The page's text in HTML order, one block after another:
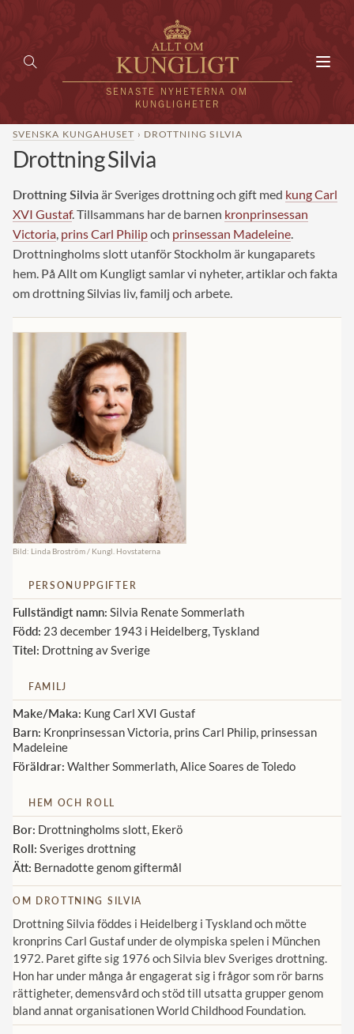
SENASTE NYHETERNA OM
KUNGLIGHETER
KUNGAFAMILJEN
UTLÄNDSKT
VÄRLDENS KUNGAHUS
Brittiska kungahuset
Norska kungahuset
Danska kungahuset
Spanska kungahuset
Nederländska kungahuset
Belgiska kungahuset
Jordanska kungahuset
Luxemburgska storhertighuset
Thailändska kungahuset
Marockanska kungahuset
Monacos furstehus
SVENSKA KUNGAHUSET › DROTTNING SILVIA
Drottning Silvia
Drottning Silvia är Sveriges drottning och gift med kung Carl
XVI Gustaf. Tillsammans har de barnen kronprinsessan
Victoria prins Carl Philipoch prinsessan Madeleine
Drottningholms slott utanför Stockholm är kungaparets
hem. På Allt om Kungligt samlar vi nyheter, artiklar och fakta
om drottning Silvias liv, familj och arbete.
Bild: Linda Broström / Kungl. Hovstaterna
PERSONUPPGIFTER
Fullständigt namn: Silvia Renate Sommerlath
Född: 23 december 1943 i Heidelberg, Tyskland
Titel: Drottning av Sverige
FAMILJ
Make/Maka: Kung Carl XVI Gustaf
Barn: Kronprinsessan Victoria, prins Carl Philip, prinsessan
Madeleine
Föräldrar: Walther Sommerlath, Alice Soares de Toledo
HEM OCH ROLL
Bor: Drottningholms slott, Ekerö
Roll: Sveriges drottning
Ätt: Bernadotte genom giftermål
OM DROTTNING SILVIA
Drottning Silvia föddes i Heidelberg i Tyskland och mötte
kronprins Carl Gustaf under de olympiska spelen i München
1972. Paret gifte sig 1976 och Silvia blev Sveriges drottning.
Hon har under många år engagerat sig i frågor som rör barns
rättigheter, demensvård och stöd till utsatta grupper genom
bland annat organisationen World Childhood Foundation.